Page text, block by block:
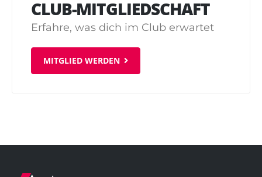
CLUB-MITGLIEDSCHAFT
Erfahre, was dich im Club erwartet
MITGLIED WERDEN